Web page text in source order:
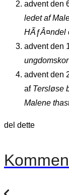
advent den
ledet af
HÃƒÂ¤ndel
advent den
advent den
af Tersløse
Malene
del dette